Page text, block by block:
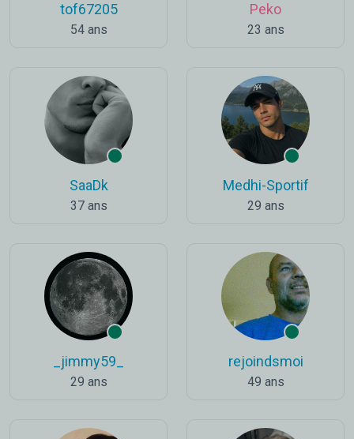
tof67205
54 ans
Peko
23 ans
SaaDk
37 ans
Medhi-Sportif
29 ans
_jimmy59_
29 ans
rejoindsmoi
49 ans